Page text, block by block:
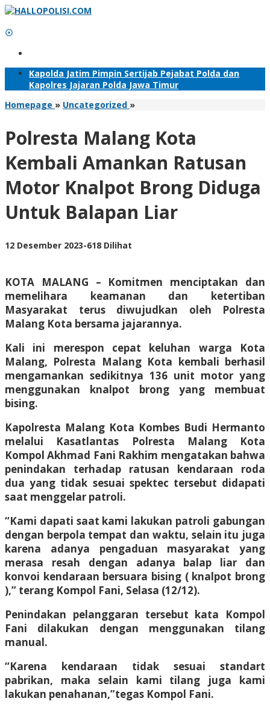
Lewati
konten
Kapolda Jatim Pimpin Sertijab Pejabat Polda dan
Kapolres Jajaran Polda Jawa Timur
Homepage » Uncategorized »Polresta
Kembali
Amankan
Ratusan
Motor
Knalpot
Brong
Diduga
Untuk
Polresta Malang Kota
Kembali Amankan Ratusan
Motor Knalpot Brong Diduga
Untuk Balapan Liar
12 Desember 2023oleh
-618 Dilihat
KOTA MALANG – Komitmen menciptakan dan
memelihara keamanan dan ketertiban
Masyarakat terus diwujudkan oleh Polresta
Malang Kota bersama jajarannya.
Kali ini merespon cepat keluhan warga Kota
Malang, Polresta Malang Kota kembali berhasil
mengamankan sedikitnya 136 unit motor yang
menggunakan knalpot brong yang membuat
bising.
Kapolresta Malang Kota Kombes Budi Hermanto
melalui Kasatlantas Polresta Malang Kota
Kompol Akhmad Fani Rakhim mengatakan bahwa
penindakan terhadap ratusan kendaraan roda
dua yang tidak sesuai spektec tersebut didapati
saat menggelar patroli.
“Kami dapati saat kami lakukan patroli gabungan
dengan berpola tempat dan waktu, selain itu juga
karena adanya pengaduan masyarakat yang
merasa resah dengan adanya balap liar dan
konvoi kendaraan bersuara bising ( knalpot brong
),” terang Kompol Fani, Selasa (12/12).
Penindakan pelanggaran tersebut kata Kompol
Fani dilakukan dengan menggunakan tilang
manual.
“Karena kendaraan tidak sesuai standart
pabrikan, maka selain kami tilang juga kami
lakukan penahanan,”tegas Kompol Fani.